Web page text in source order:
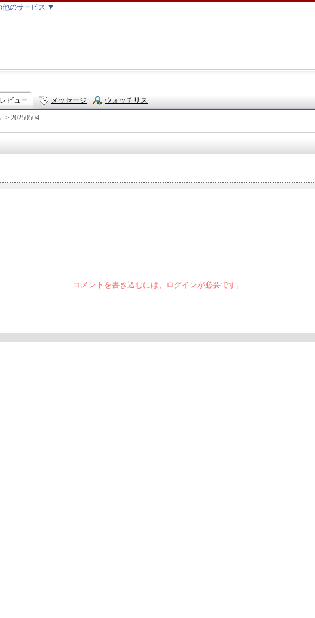
他のサービス ▼
ビュー メッセージ ウォッチリス
> 20250504
コメントを書き込むには、ログインが必要です。